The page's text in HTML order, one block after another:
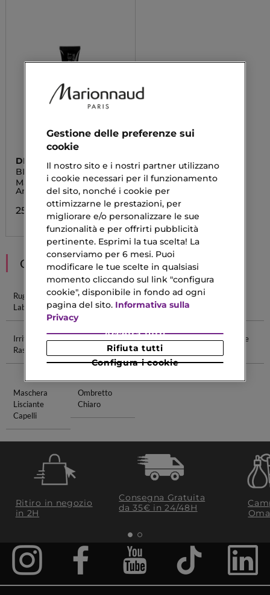
DIEGO DALLA PALMA
BLACK SECRET
Maschera Peel-Off Glitter
Anti Impurità
25,90 €
CONSIGLIATI PER TE
Rughe Naso
Labiali
Pori Dilatati
Pelle Con Pori
Dilatati
Irritazione Da
Rasoio
Palette Di
Acido
Ialuronico Il
Migliore
Crema Base
Maschera
Lisciante
Capelli
Ombretto
Chiaro
Ritiro in negozio
in 2H
Consegna Gratuita
da 35€​ in 24/48H
Gestione delle preferenze sui
cookie
Il nostro sito e i nostri partner utilizzano
i cookie necessari per il funzionamento
del sito, nonché i cookie per
ottimizzarne le prestazioni, per
migliorare e/o personalizzare le sue
funzionalità e per offrirti pubblicità
pertinente. Esprimi la tua scelta! La
conserviamo per 6 mesi. Puoi
modificare le tue scelte in qualsiasi
momento cliccando sul link "configura
cookie", disponibile in fondo ad ogni
pagina del sito. Informativa sulla
Privacy
Configura i cookie
Rifiuta tutti
Accetta tutti